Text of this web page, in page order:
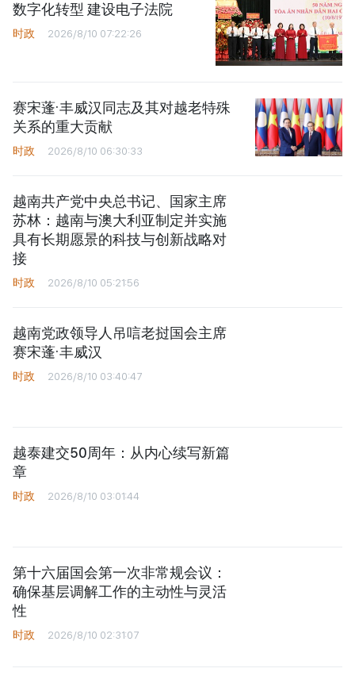
数字化转型 建设电子法院
时政 2026/8/10 07:22:26
赛宋蓬·丰威汉同志及其对越老特殊
关系的重大贡献
时政 2026/8/10 06:30:33
越南共产党中央总书记、国家主席
苏林：越南与澳大利亚制定并实施
具有长期愿景的科技与创新战略对
接
时政 2026/8/10 05:21:56
越南党政领导人吊唁老挝国会主席
赛宋蓬·丰威汉
时政 2026/8/10 03:40:47
越泰建交50周年：从内心续写新篇
章
时政 2026/8/10 03:01:44
第十六届国会第一次非常规会议：
确保基层调解工作的主动性与灵活
性
时政 2026/8/10 02:31:07